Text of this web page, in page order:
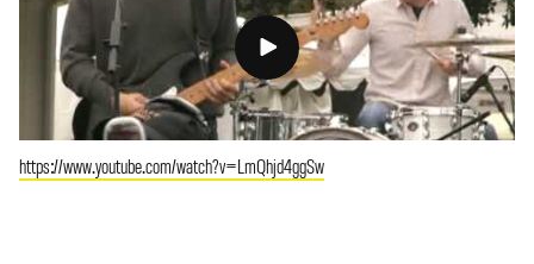
https://www.youtube.com/watch?v=LmQhjd4ggSw